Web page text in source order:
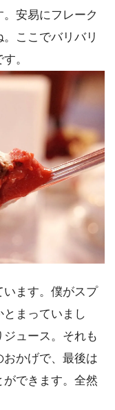
安易にフレーク
ここでバリバリ
。
ます。僕がスプ
まっていまし
ュース。それも
かげで、最後は
できます。全然